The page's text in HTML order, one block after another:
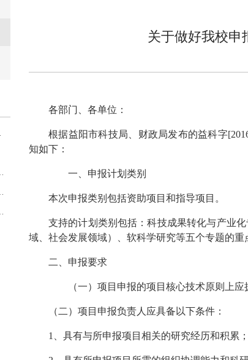
关于做好我校申
各部门、各单位：
根据益阳市科技局、财政局发布的益科字
知如下：
一、申报计划类别
本次申报类别包括资助项目和指导项目。
支持的计划类别包括：科技成果转化与产业
域、社会发展领域）、软科学研究等五个专题的重
二、申报要求
（一）项目申报的项目核心技术原则上应
（二）项目申报负责人应具备以下条件：
1、具有与所申报项目相关的研究经历和积累；